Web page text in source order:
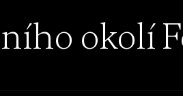
okolí